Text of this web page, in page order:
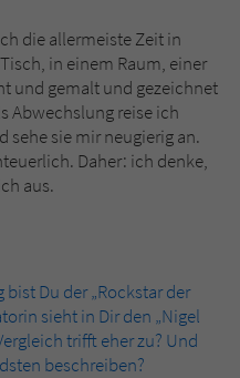
die allermeiste Zeit in
in einem Raum, einer
und gemalt und gezeichnet
Abwechslung reise ich
sehe sie mir neugierig an.
Daher: ich denke,
aus.
Du der „Rockstar der
sieht in Dir den „Nigel
trifft eher zu? Und
beschreiben?